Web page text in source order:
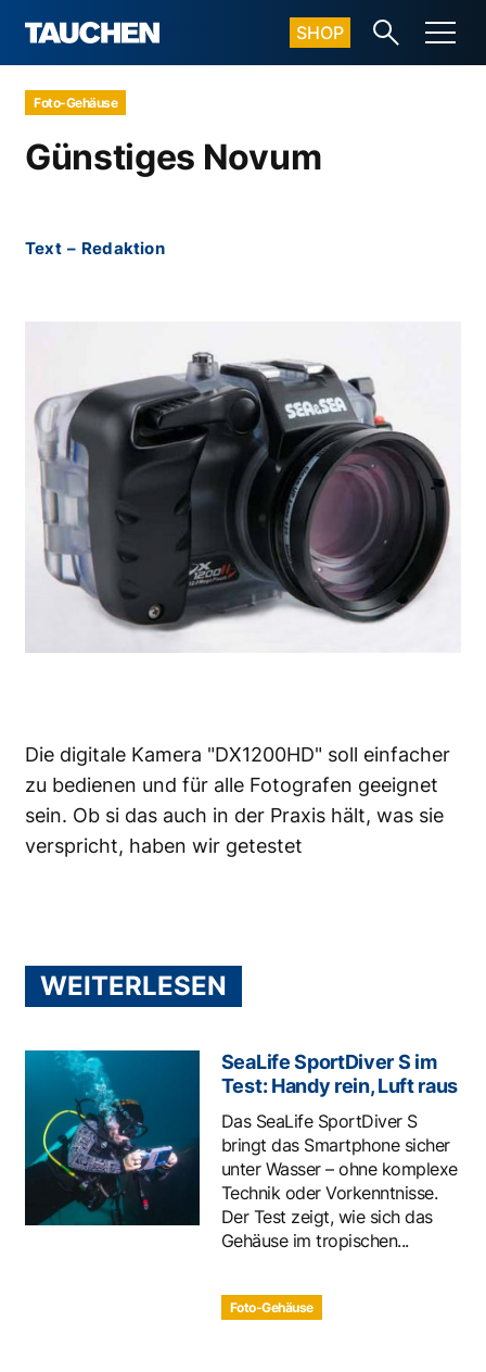
SHOP
Foto-Gehäuse
Günstiges Novum
Text – Redaktion
Die digitale Kamera "DX1200HD" soll einfacher
zu bedienen und für alle Fotografen geeignet
sein. Ob si das auch in der Praxis hält, was sie
verspricht, haben wir getestet
WEITERLESEN
SeaLife SportDiver S im
Test: Handy rein, Luft raus
Das SeaLife SportDiver S
bringt das Smartphone sicher
unter Wasser – ohne komplexe
Technik oder Vorkenntnisse.
Der Test zeigt, wie sich das
Gehäuse im tropischen...
Foto-Gehäuse